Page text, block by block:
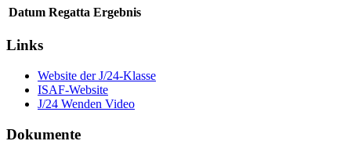
Datum Regatta Ergebnis
Links
Website der J/24-Klasse
ISAF-Website
J/24 Wenden Video
Dokumente